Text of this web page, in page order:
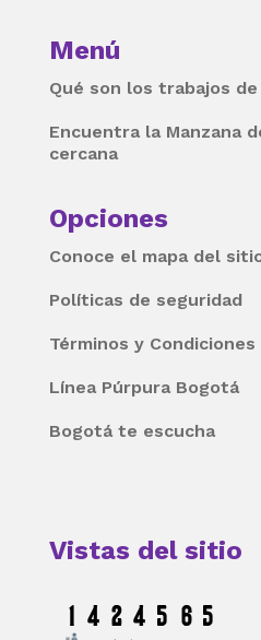
Menú
Qué son los trabajos
Encuentra la Manzana
cercana
Opciones
Conoce el mapa del
Políticas de seguridad
Términos y Condiciones
Línea Púrpura Bogotá
Bogotá te escucha
Vistas del sitio